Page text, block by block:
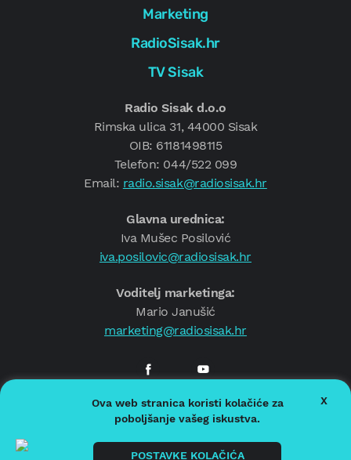
Marketing
RadioSisak.hr
TV Sisak
Radio Sisak d.o.o
Rimska ulica 31, 44000 Sisak
OIB: 61181498115
Telefon: 044/522 099
Email: radio.sisak@radiosisak.hr
Glavna urednica:
Iva Mušec Posilović
iva.posilovic@radiosisak.hr
Voditelj marketinga:
Mario Janušić
marketing@radiosisak.hr
© 2026.Radio Sisak
Politika privatnosti
Politika kolačića
Ova web stranica koristi kolačiće za
poboljšanje vašeg iskustva.
POSTAVKE KOLAČIĆA
X